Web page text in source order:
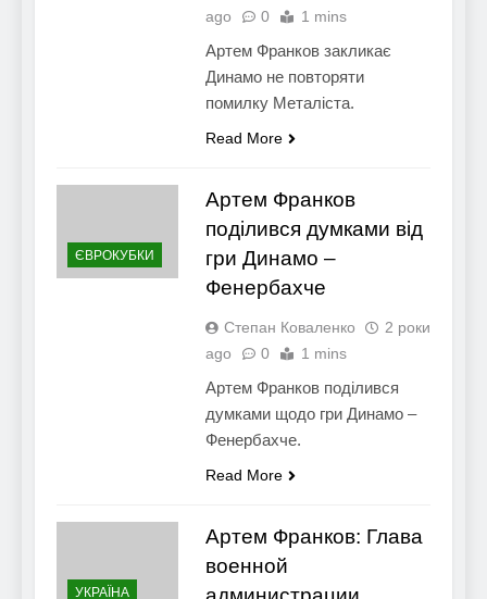
ago
0 1 mins
Артем Франков закликає
Динамо не повторяти
помилку Металіста.
Read More
ЄВРОКУБКИ
Артем Франков
поділився думками від
гри Динамо –
Фенербахче
Степан Коваленко
2 роки
ago
0 1 mins
Артем Франков поділився
думками щодо гри Динамо –
Фенербахче.
Read More
УКРАЇНА
Артем Франков: Глава
военной